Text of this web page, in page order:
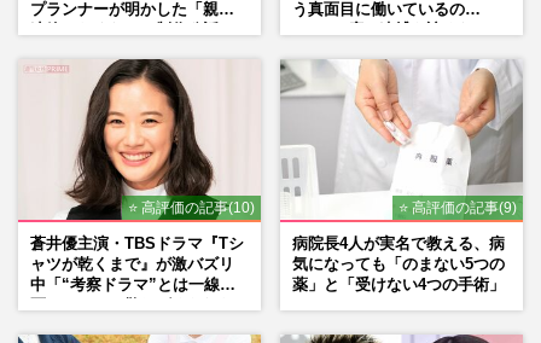
プランナーが明かした「親に
う真面目に働いているの
⭐ 高評価の記事(10)
蒼井優主演・TBSドラマ『Tシ
ャツが乾くまで』が激バズリ
中「“考察ドラマ”とは一線を
⭐ 高評価の記事(9)
病院長4人が実名で教える、病
気になっても「のまない5つの
薬」と「受けない4つの手術」